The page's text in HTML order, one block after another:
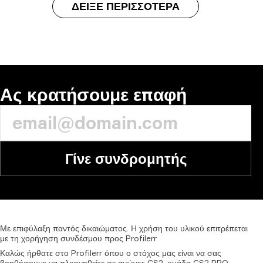
ΔΕΊΞΕ ΠΕΡΙΣΣΌΤΕΡΑ
Ας κρατήσουμε επαφή
Γίνε συνδρομητής
Με επιφύλαξη παντός δικαιώματος. Η χρήση του υλικού επιτρέπεται
με τη χορήγηση συνδέσμου προς Profilerr
Καλώς ήρθατε στο Profilerr όπου ο στόχος μας είναι να σας